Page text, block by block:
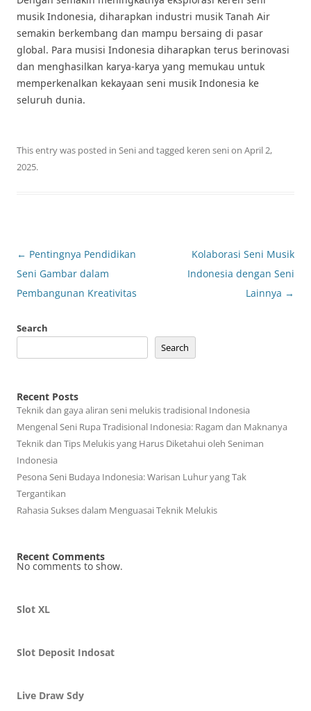
musik Indonesia, diharapkan industri musik Tanah Air
semakin berkembang dan mampu bersaing di pasar
global. Para musisi Indonesia diharapkan terus berinovasi
dan menghasilkan karya-karya yang memukau untuk
memperkenalkan kekayaan seni musik Indonesia ke
seluruh dunia.
This entry was posted in Seniand tagged keren senion April 2,
2025.
Post
navigation
← Pentingnya Pendidikan
Seni Gambar dalam
Pembangunan Kreativitas
Kolaborasi Seni Musik
Indonesia dengan Seni
Lainnya →
Search
Search
Recent Posts
Teknik dan gaya aliran seni melukis tradisional Indonesia
Mengenal Seni Rupa Tradisional Indonesia: Ragam dan Maknanya
Teknik dan Tips Melukis yang Harus Diketahui oleh Seniman
Indonesia
Pesona Seni Budaya Indonesia: Warisan Luhur yang Tak
Tergantikan
Rahasia Sukses dalam Menguasai Teknik Melukis
Recent Comments
No comments to show.
Slot XL
Slot Deposit Indosat
Live Draw Sdy